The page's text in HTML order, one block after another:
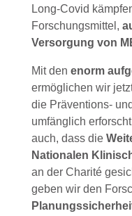
Long-Covid
Forschungsmittel,
Versorgung von
Mit den enorm
ermöglichen wir
die Präventions-
umfänglich
auch, dass die
Nationalen
an der Charité
geben wir den